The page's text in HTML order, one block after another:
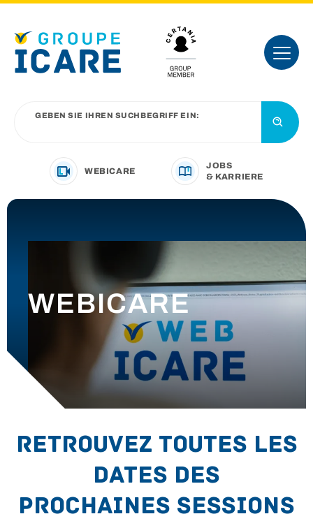
GEBEN SIE IHREN SUCHBEGRIFF EIN:
WEBICARE
JOBS
& KARRIERE
VORSTELLUNG DER GRUPPE
UNSERE NACHRICHTEN
KONTAKT
WEBICARE
Retrouvez toutes les
dates des
prochaines sessions